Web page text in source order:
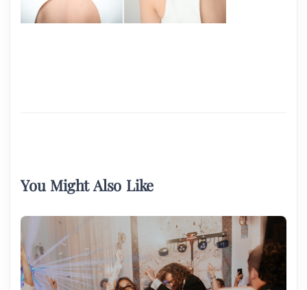
You Might Also Like